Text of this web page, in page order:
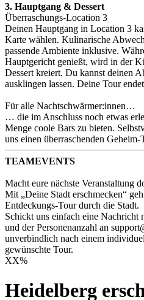
3. Hauptgang & Dessert
Überraschungs-Location 3
Deinen Hauptgang in Location 3
Karte wählen. Kulinarische
passende Ambiente inklusive.
Hauptgericht genießt, wird in der
Dessert kreiert. Du kannst deinen
ausklingen lassen. Deine Tour
Für alle Nachtschwärmer:innen…
… die im Anschluss noch etwas
Menge coole Bars zu bieten.
uns einen überraschenden Geheim-
TEAMEVENTS
Macht eure nächste Veranstaltung
Mit „Deine Stadt erschmecken“
Entdeckungs-Tour durch die Stadt.
Schickt uns einfach eine Nachricht
und der Personenanzahl an
unverbindlich nach einem
gewünschte Tour.
XX%
Heidelberg